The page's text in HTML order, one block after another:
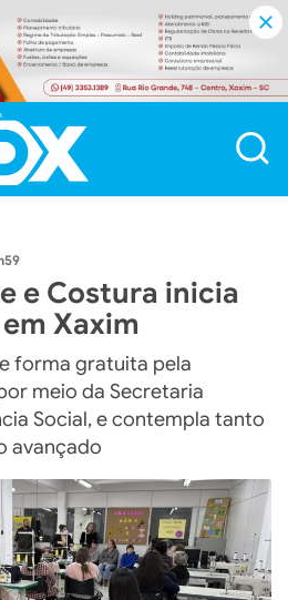
e Costura inicia
Xaxim
forma gratuita pela
meio da Secretaria
Social, e contempla tanto
avançado